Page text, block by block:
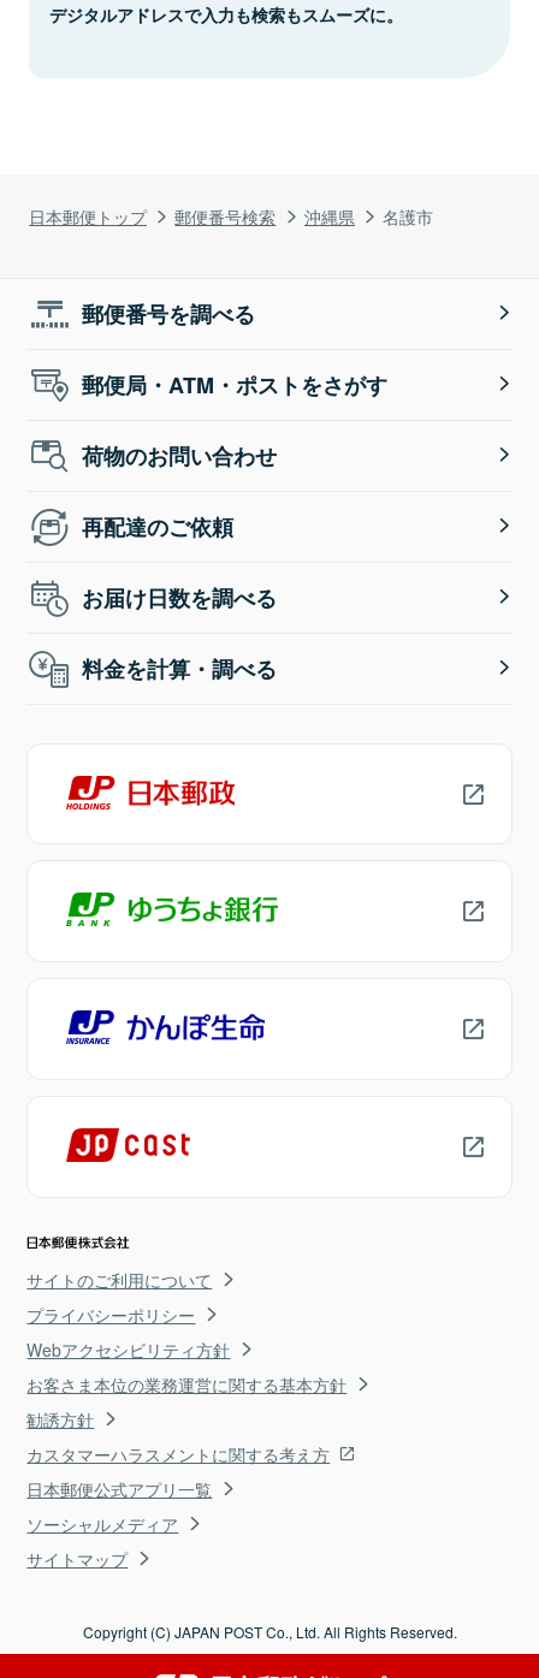
日本郵便トップ 郵便番号検索 沖縄県 名護市
デジタルアドレスで入力も検索もスムーズに。
郵便番号を調べる
郵便局・ATM・ポストをさがす
荷物のお問い合わせ
再配達のご依頼
お届け日数を調べる
料金を計算・調べる
サイトのご利用について
プライバシーポリシー
Webアクセシビリティ方針
お客さま本位の業務運営に関する基本方針
勧誘方針
カスタマーハラスメントに関する考え方
日本郵便公式アプリ一覧
ソーシャルメディア
サイトマップ
Copyright (C) JAPAN POST Co., Ltd. All Rights Reserved.